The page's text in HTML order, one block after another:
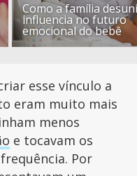
Como a família
influencia no futuro
emocional do bebê
esse vínculo a
eram muito mais
menos
e tocavam os
Por